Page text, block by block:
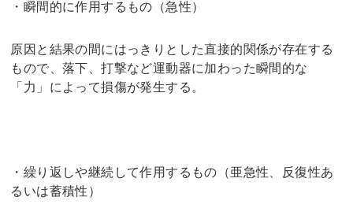
・瞬間的に作用するもの（急性）
原因と結果の間にはっきりとした直接的関係が存在する
もので、落下、打撃など運動器に加わった瞬間的な
「力」によって損傷が発生する。
・繰り返しや継続して作用するもの（亜急性、反復性あ
るいは蓄積性）